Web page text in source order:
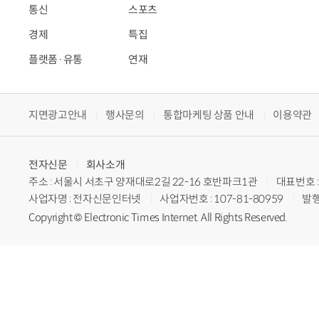
통신
경제
플랫폼·유통
스포츠
특집
연재
지면광고안내 행사문의 통합마케팅 상품 안내 이용약관
전자신문
회사소개
주소 : 서울시 서초구 양재대로2길 22-16 호반파크1관
대표번
사업자명 : 전자신문인터넷
사업자번호 : 107-81-80959
발
Copyright © Electronic Times Internet. All Rights Reserved.